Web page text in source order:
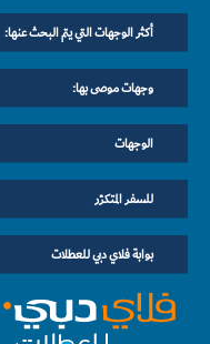
أكثر الوجهات التي يتم البحث عنها:
وجهات موصى بها:
الوجهات
للسفر المتكرّر
بوابة فلاي دبي للعطلات